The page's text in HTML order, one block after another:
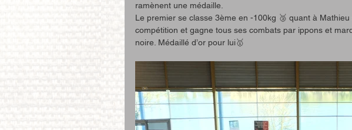
ramènent une médaille.
Le premier se classe 3ème en -100kg 🥉 quant à
compétition et gagne tous ses combats par ippons et
noire. Médaillé d’or pour lui🥇